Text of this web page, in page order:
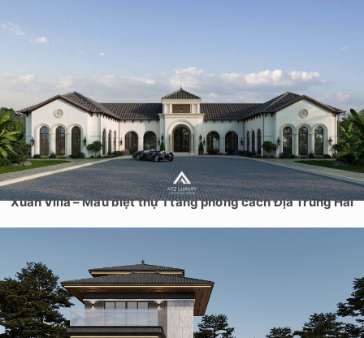
Xuân Villa – Mẫu biệt thự 1 tầng phong cách Địa Trung Hải